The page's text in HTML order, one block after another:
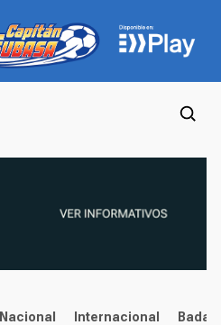
Nacional Internacional